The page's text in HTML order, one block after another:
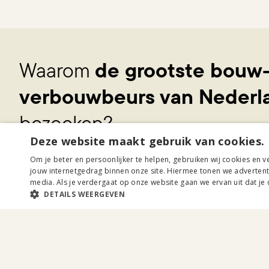
Waarom de grootste
verbouwbeurs van
bezoeken?
Ontmoet200+ expertsonder één dak
Vergelijk aanbieders, ideeën en mogelijkheden
Krijg inspiratie en praktische tips voor bouw,
Zet je woonplannen om in concrete stappen
Deze website maakt gebruik van cookies.
Om je beter en persoonlijker te helpen, gebruiken wij cookies en
jouw internetgedrag binnen onze site. Hiermee tonen we
media. Als je verdergaat op onze website gaan we ervan uit dat je
DETAILS WEERGEVEN